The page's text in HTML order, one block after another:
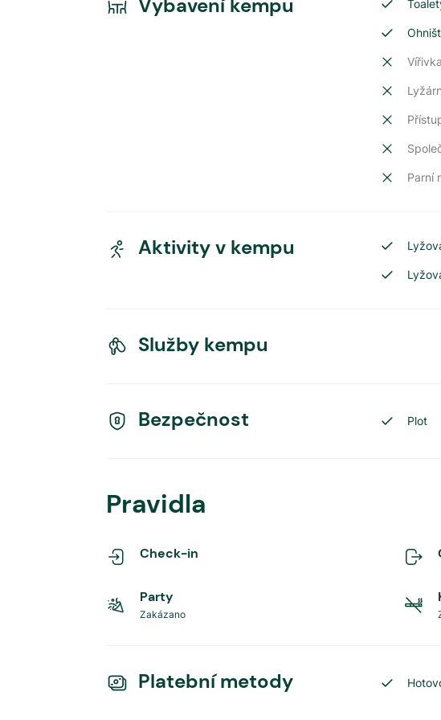
Vybavení kempu
Vířivka
Parní
Aktivity v kempu
Služby kempu
Bezpečnost Plot
Pravidla
Check-in
Party
Zakázano
Platební metody